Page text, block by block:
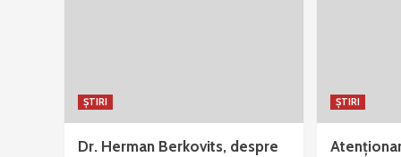
ȘTIRI
Dr. Herman Berkovits, despre
ȘTIRI